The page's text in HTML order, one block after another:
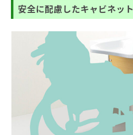
安全に配慮したキャビネット